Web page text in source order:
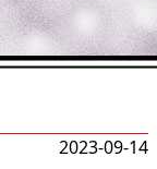
2023-09-14